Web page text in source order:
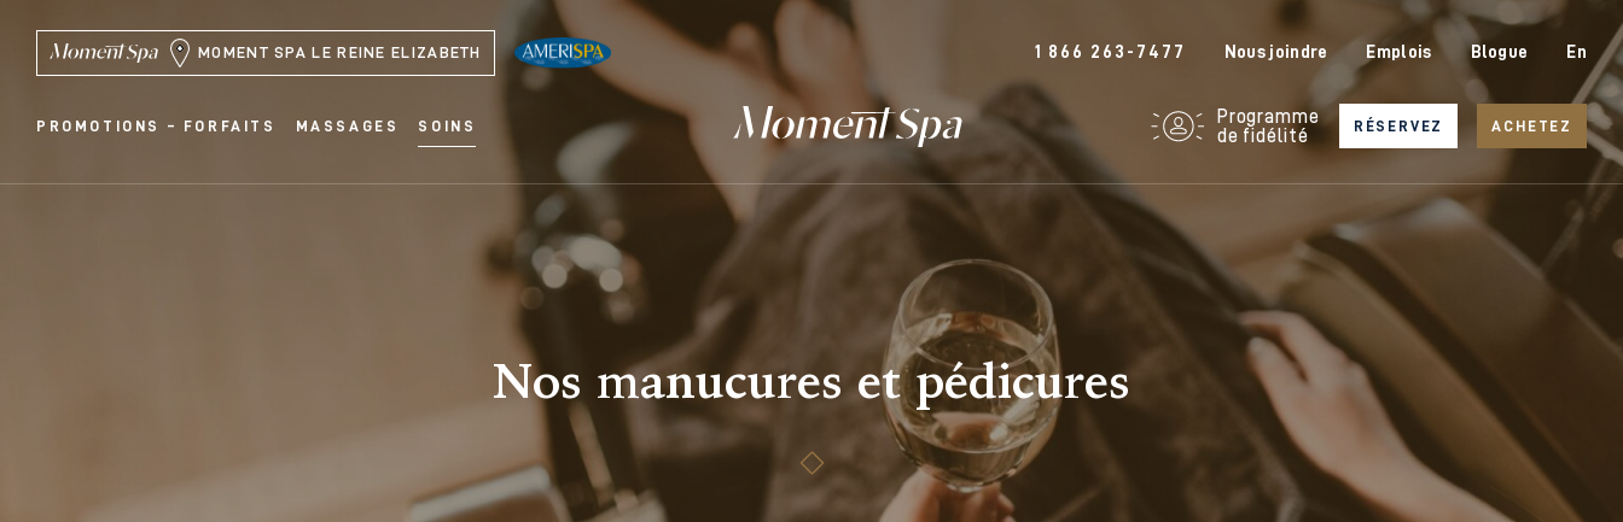
MOMENT SPA LE REINE ELIZABETH 1 866 263-7477 Nous joindre Emplois Blogue En
PROMOTIONS – FORFAITS MASSAGES SOINS
Programme
de fidélité
RÉSERVEZ ACHETEZ
Nos manucures et pédicures